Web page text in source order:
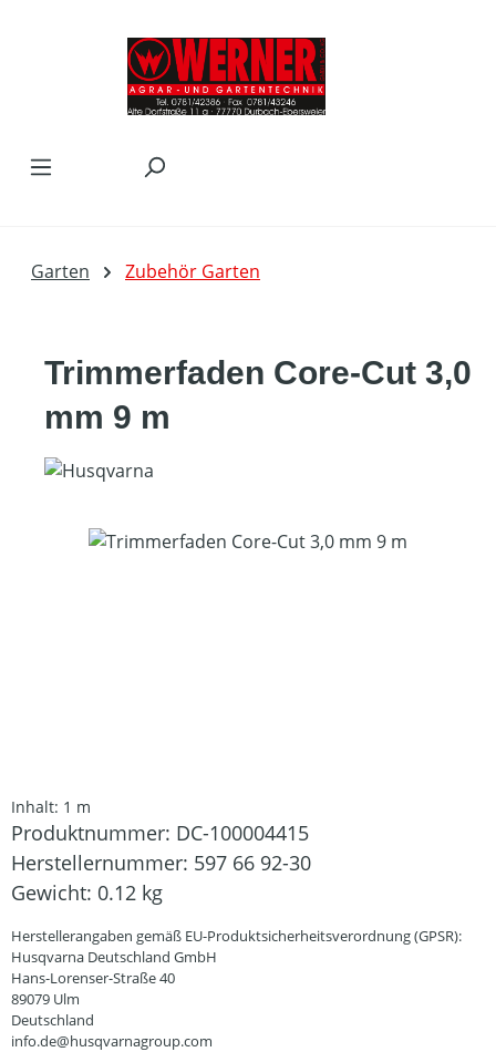
Garten Zubehör Garten
Trimmerfaden Core-Cut 3,0
mm 9 m
Bildergalerie überspringen
Inhalt: 1 m
Produktnummer: DC-100004415
Herstellernummer: 597 66 92-30
Gewicht: 0.12 kg
Herstellerangaben gemäß EU-Produktsicherheitsverordnung (GPSR):
Husqvarna Deutschland GmbH
Hans-Lorenser-Straße 40
89079 Ulm
Deutschland
info.de@husqvarnagroup.com